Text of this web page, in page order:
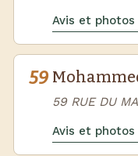
Avis et
59
59 RUE DU
Avis et